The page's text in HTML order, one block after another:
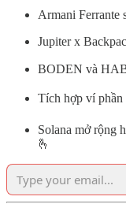
Armani Ferrante
Jupiter x
BODEN và
Tích hợp ví phần
Solana mở rộng
🫰